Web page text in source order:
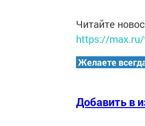
Читайте
https://
Желаете
Добавить в